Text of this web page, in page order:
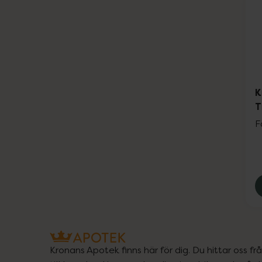
Kronans Apotek finns här för dig. Du hittar oss